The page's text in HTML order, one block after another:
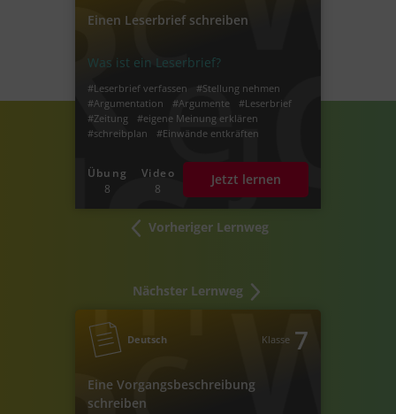
Vorheriger Lernweg
Einen Leserbrief schreiben
Was ist ein Leserbrief?
#Leserbrief verfassen
#Stellung nehmen
#Argumentation
#Argumente
#Leserbrief
#Zeitung
#eigene Meinung erklären
#schreibplan
#Einwände entkräften
Übung
8
Video
8
Jetzt lernen
Nächster Lernweg
Deutsch Klasse 7
Eine Vorgangsbeschreibung
schreiben